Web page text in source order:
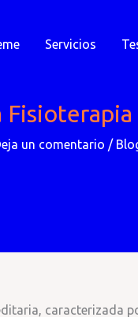
Servicios
un comentario /
caracterizada